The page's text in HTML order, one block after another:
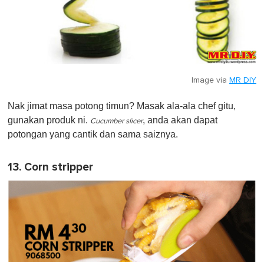
Image via MR DIY
Nak jimat masa potong timun? Masak ala-ala chef gitu,
gunakan produk ni. Cucumber slicer, anda akan dapat
potongan yang cantik dan sama saiznya.
13. Corn stripper